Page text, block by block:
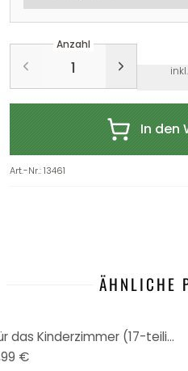
Anzahl
In den
Art.-Nr.:13461
ÄHNLICHE
Wandtattoo Heißluftballons für das Kinderzimmer (17-teilig) - Kvilis
€